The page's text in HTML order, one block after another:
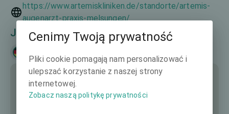
https://www.artemiskliniken.de/standorte/artemis-
augenarzt-praxis-melsungen/
Języki mówione
Cenimy Twoją prywatność
Pliki cookie pomagają nam personalizować i
ulepszać korzystanie z naszej strony
internetowej.
Zobacz naszą politykę prywatności